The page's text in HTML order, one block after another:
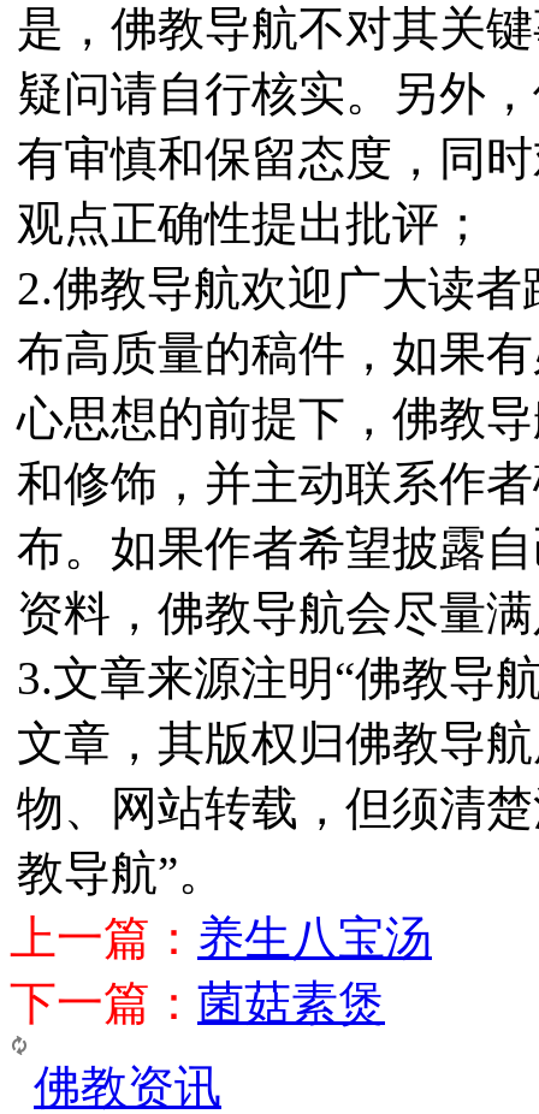
是，佛教导航不对其关
疑问请自行核实。另外
有审慎和保留态度，同
观点正确性提出批评；
2.佛教导航欢迎广大读
布高质量的稿件，如果
心思想的前提下，佛教
和修饰，并主动联系作
布。如果作者希望披露
资料，佛教导航会尽量
3.文章来源注明“佛教导
文章，其版权归佛教导
物、网站转载，但须清
教导航”。
上一篇： 养生八宝汤
下一篇： 菌菇素煲
佛教资讯